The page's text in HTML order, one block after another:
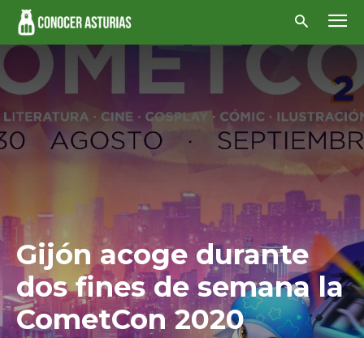
Gijón acoge durante
dos fines de semana la
CometCon 2020